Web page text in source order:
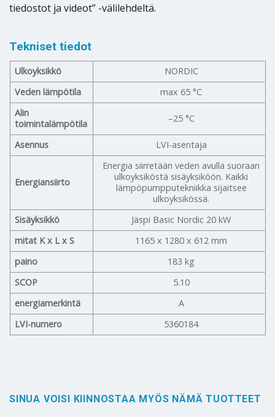
tiedostot ja videot” -välilehdeltä.
Tekniset tiedot
Ulkoyksikkö
NORDIC
Veden lämpötila
max 65 °C
Alin
toimintalämpötila
–25 °C
Asennus LVI-asentaja
Energiansiirto
Energia siirretään veden avulla suoraan
ulkoyksiköstä sisäyksiköön. Kaikki
lämpöpumpputekniikka sijaitsee
ulkoyksikössä.
Sisäyksikkö
Jäspi Basic Nordic 20 kW
mitat K x L x S
1165 x 1280 x 612 mm
paino
183 kg
SCOP
5.10
energiamerkintä
A
LVI-numero
5360184
SINUA VOISI KIINNOSTAA MYÖS NÄMÄ TUOTTEET